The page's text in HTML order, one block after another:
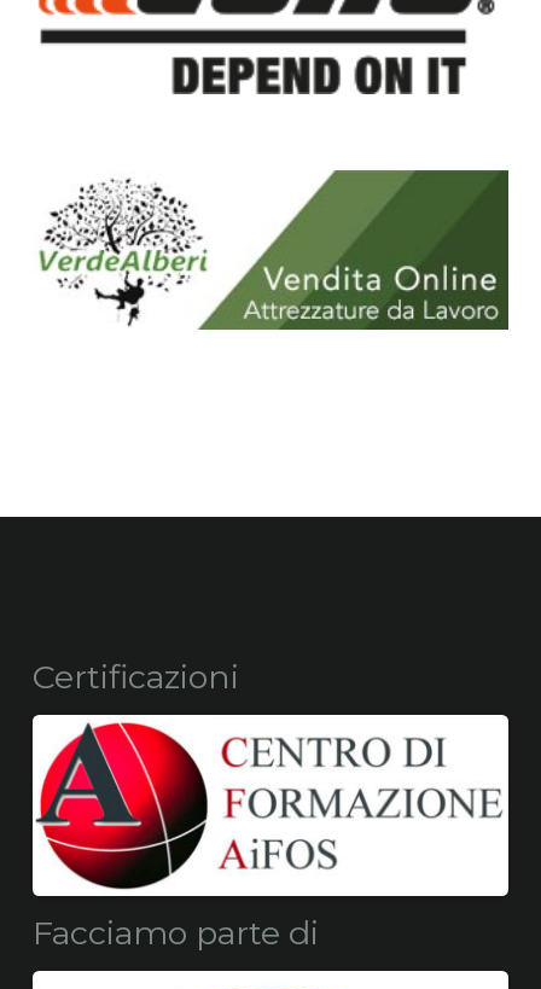
Certificazioni
Facciamo parte di